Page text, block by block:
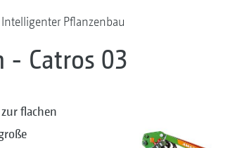
Intelligenter Pflanzenbau
- Catros 03
flachen